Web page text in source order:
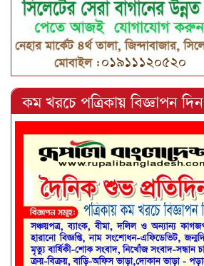
কম খরচে পত্রিকায় বিজ্ঞাপন দিন